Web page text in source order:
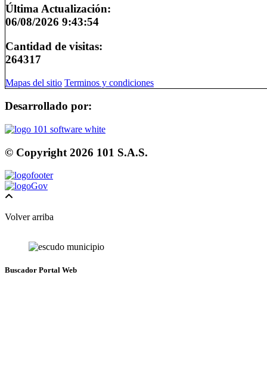
Última Actualización:
06/08/2026 9:43:54
Cantidad de visitas:
264317
Mapas del sitio Terminos y condiciones
Desarrollado por:
© Copyright 2026 101 S.A.S.
Volver arriba
Buscador Portal Web